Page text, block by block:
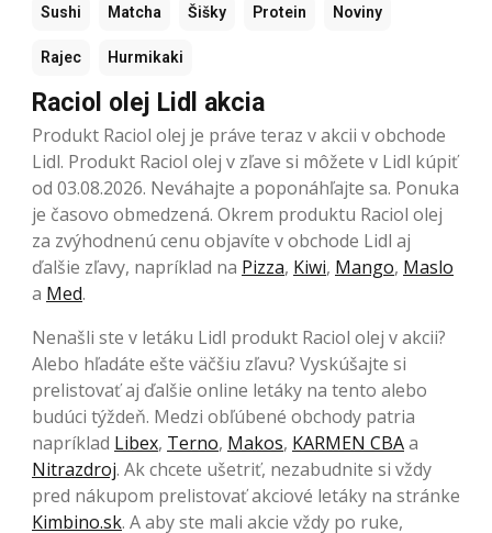
Sushi Matcha Šišky Protein Noviny
Rajec Hurmikaki
Raciol olej Lidl akcia
Produkt Raciol olej je práve teraz v akcii v obchode
Lidl. Produkt Raciol olej v zľave si môžete v Lidl kúpiť
od 03.08.2026. Neváhajte a poponáhľajte sa. Ponuka
je časovo obmedzená. Okrem produktu Raciol olej
za zvýhodnenú cenu objavíte v obchode Lidl aj
ďalšie zľavy, napríklad na Pizza, Kiwi, Mango, Maslo
a Med.
Nenašli ste v letáku Lidl produkt Raciol olej v akcii?
Alebo hľadáte ešte väčšiu zľavu? Vyskúšajte si
prelistovať aj ďalšie online letáky na tento alebo
budúci týždeň. Medzi obľúbené obchody patria
napríklad Libex, Terno, Makos, KARMEN CBAa
Nitrazdroj. Ak chcete ušetriť, nezabudnite si vždy
pred nákupom prelistovať akciové letáky na stránke
Kimbino.sk. A aby ste mali akcie vždy po ruke,